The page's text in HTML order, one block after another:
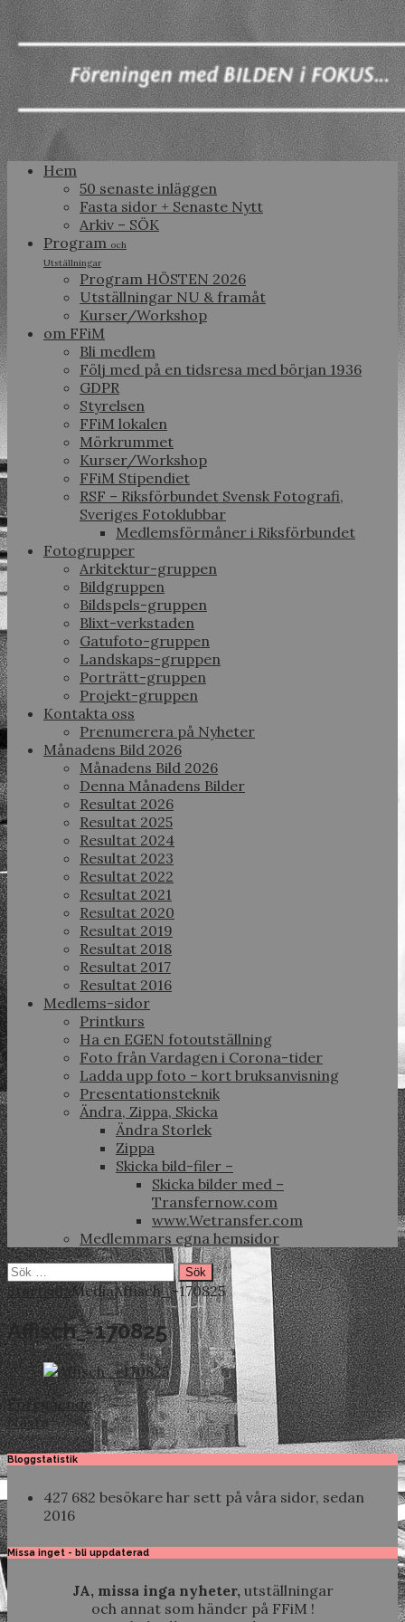
Hem
50 senaste inläggen
Fasta sidor + Senaste Nytt
Arkiv – SÖK
Program och
Utställningar
Program HÖSTEN 2026
Utställningar NU & framåt
Kurser/Workshop
om FFiM
Bli medlem
Följ med på en tidsresa med början 1936
GDPR
Styrelsen
FFiM lokalen
Mörkrummet
Kurser/Workshop
FFiM Stipendiet
RSF – Riksförbundet Svensk Fotografi,
Sveriges Fotoklubbar
Medlemsförmåner i Riksförbundet
Fotogrupper
Arkitektur-gruppen
Bildgruppen
Bildspels-gruppen
Blixt-verkstaden
Gatufoto-gruppen
Landskaps-gruppen
Porträtt-gruppen
Projekt-gruppen
Kontakta oss
Prenumerera på Nyheter
Månadens Bild 2026
Månadens Bild 2026
Denna Månadens Bilder
Resultat 2026
Resultat 2025
Resultat 2024
Resultat 2023
Resultat 2022
Resultat 2021
Resultat 2020
Resultat 2019
Resultat 2018
Resultat 2017
Resultat 2016
Medlems-sidor
Printkurs
Ha en EGEN fotoutställning
Foto från Vardagen i Corona-tider
Ladda upp foto – kort bruksanvisning
Presentationsteknik
Ändra, Zippa, Skicka
Ändra Storlek
Zippa
Skicka bild-filer –
Skicka bilder med –
Transfernow.com
www.Wetransfer.com
Medlemmars egna hemsidor
Sök
efter:
StartsidaMediaAffisch_-170825
Affisch_-170825
Föregående
Nästa
Bloggstatistik
427 682 besökare har sett på våra sidor, sedan
2016
Missa inget - bli uppdaterad
JA, missa inga nyheter, utställningar
och annat som händer på FFiM !